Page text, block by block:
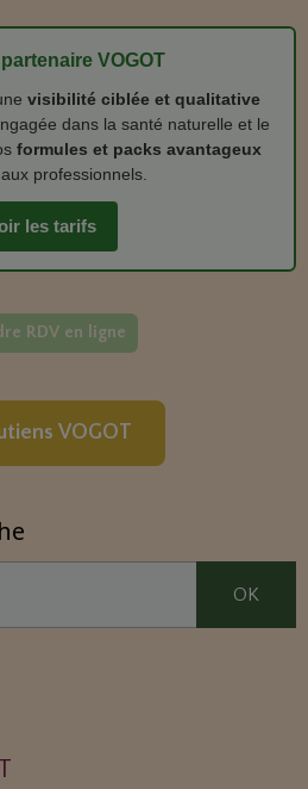
VOGOT
visibilité ciblée et qualitative
dans la santé naturelle et le
formules et packs avantageux
professionnels.
les tarifs
RDV en ligne
VOGOT
OK